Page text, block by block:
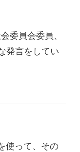
委員会委員、
発言をしてい
使って、その